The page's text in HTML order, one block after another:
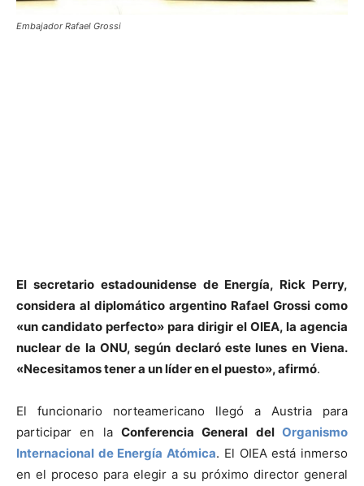
Embajador Rafael Grossi
El secretario estadounidense de Energía, Rick Perry,
considera al diplomático argentino Rafael Grossi como
«un candidato perfecto» para dirigir el OIEA, la agencia
nuclear de la ONU, según declaró este lunes en Viena.
«Necesitamos tener a un líder en el puesto», afirmó.
El funcionario norteamericano llegó a Austria para
participar en la Conferencia General del Organismo
Internacional de Energía Atómica. El OIEA está inmerso
en el proceso para elegir a su próximo director general